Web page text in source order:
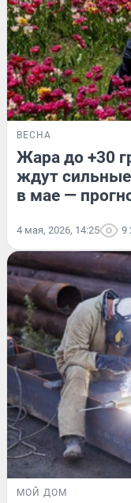
ВЕСНА
Жара до +30
ждут
в мае —
4 мая, 2026, 14:25 9
МОЙ ДОМ